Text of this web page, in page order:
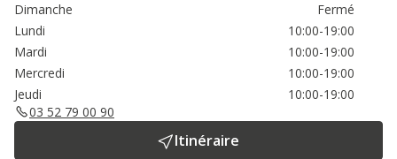
Dimanche
Fermé
Lundi
10:00-19:00
Mardi
10:00-19:00
Mercredi
10:00-19:00
Jeudi
10:00-19:00
03 52 79 00 90
Itinéraire